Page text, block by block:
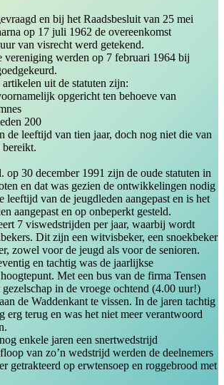
en bij het Raadsbesluit van 25 mei
op 17 juli 1962 de overeenkomst
van visrecht werd getekend.
vereniging werden op 7 februari 1964 bij
uit de statuten zijn:
opgericht ten behoeve van
200
de leeftijd van tien jaar, doch nog niet die van
bereikt.
op 30 december 1991 zijn de oude statuten in
en dat was gezien de ontwikkelingen nodig
leeftijd van de jeugdleden aangepast en is het
aangepast en op onbeperkt gesteld.
7 viswedstrijden per jaar, waarbij wordt
Dit zijn een witvisbeker, een snoekbeker
zowel voor de jeugd als voor de senioren.
en tachtig was de jaarlijkse
Met een bus van de firma Tensen
in de vroege ochtend (4.00 uur!)
de Waddenkant te vissen. In de jaren tachtig
erg terug en was het niet meer verantwoord
enkele jaren een snertwedstrijd
van zo’n wedstrijd werden de deelnemers
getrakteerd op erwtensoep en roggebrood met